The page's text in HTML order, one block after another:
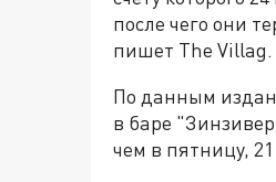
после чего они
пишет The Villag.
По данным
в баре
чем в пятницу,